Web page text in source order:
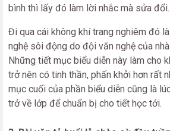
bình thì lấy đó làm lời nhắc mà sửa đổi.
Đi qua cái không khí trang nghiêm đó
nghệ sôi động do đội văn nghệ của
Những tiết mục biểu diễn này làm cho
trở nên có tinh thần, phấn khởi hơn rất
mục cuối của phần biểu diễn cũng là
trở về lớp để chuẩn bị cho tiết học tới.